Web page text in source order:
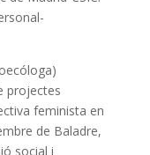
projectes
feminista en
de Baladre,
social i